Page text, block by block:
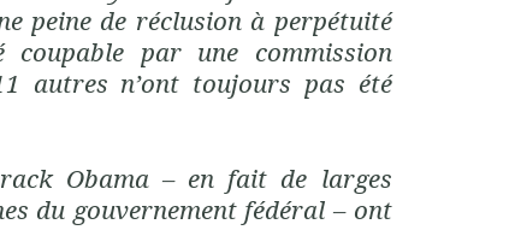
peine de réclusion à perpétuité
par une commission
autres n’ont toujours pas été
Obama – en fait de larges
du gouvernement fédéral – ont